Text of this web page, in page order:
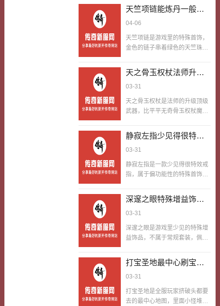
时，正和队友用集体隐身术悄悄靠近BOSS，准备
打个措手不及，结果一群幻影蜘蛛突然出现，我们
的隐身效果瞬间被破除，周围的小怪立刻围了…
每款勋章都能提升物理攻击、魔
法攻击、道术攻击中的两种或三
种。很多玩家戴勋章只当普通首
饰，其实戴勋章作战，同时也可
以在作战的过程中让自己得到不
号，作战时每击杀1只怪物，就
能临时提升1点攻击，最多叠5
战，叠满5点攻击后，刷怪效率
快了一倍，还爆了钢手镯。第一
力提升，打了只怪物都没发现攻
击涨了；后来老玩家跟我说：这
勋章作战时杀怪能叠攻击，不
同…
天竺项链能炼丹一般在
五十级以上的玩家在游
04-06
天竺项链是游戏里的特殊首饰，
金色的链子串着绿色的天竺珠，
有个隐藏功能能作为炼丹材料，
和地苦胆雪莲一起炼制高级抗毒
药水攻击增益丹等道具。一般在
五十级以上的玩家在游戏里面都
是能够炼丹的，解锁炼丹术技能
后，靠天竺项链练了不少药水，
打BOSS时帮了大忙。第一次拿
饰，戴了很久都没发现它的隐藏
功能。直到五十级解锁炼丹术，
料，我才知道它的用处。一般在
五十级以上的玩家在游戏里面都
是能够炼丹的，我按照NPC的…
天之骨玉权杖法师升级
神器得要按打法套路性
03-31
天之骨玉权杖是法师的升级顶级
武器，比平平无奇骨玉权杖魔法
哮的蓝耗，加快技能放速度，没
毛病合得来法师群伤强的特点，
是法师从大佬升级到顶尖的的一
眼认得出武器，就只有过关高阶
副本、闯关祖玛教主级别的
伤害，无脑放技能群刷，完全浪
费了这件神器的优势，得要能够
去玩。法师不是靠无脑放技能取
胜，用起来这把武器的低蓝耗优
面慢下来，拉扯走位风筝怪物，
组队打里控场输出两不误，才能
把武器的价值发挥到顶到天…
静寂左指少见得很特效
戒指装备特效但是只会
03-31
静寂左指是一款少见得很特效戒
指，属于偏功能性的特殊首饰，
度往下压自个儿被怪物往前冲攻
击的概率，刷怪时能变少被群殴
的几率，对脆皮职业特别得很友
好，爆率低到离谱，全服都没多
少个，是可遇不可求的少见得很
就不管不管，随便跑图刷怪，结
果发现特效没了就觉得是装备坏
特殊，但是只会暂时显示，每次
触发后有冷却时间，一直有一段
深邃之眼特殊增益饰品
复古游戏中玩家都想有
03-31
深邃之眼是游戏里少见的特殊增
益饰品，不属于常规套装，佩戴
还能变猛了技能触发效果，样子
独一份，戴在身上辨识度高到离
谱，不是靠刷怪能轻易拿到的，
要搞定一系列高难度连着来任
务，靠硬实力一步步解开，是硬
打宝圣地最中心刷宝地
图指定的组合方式打出
样
03-31
打宝圣地是全服玩家挤破头都要
去的最中心地图，里面小怪堆一